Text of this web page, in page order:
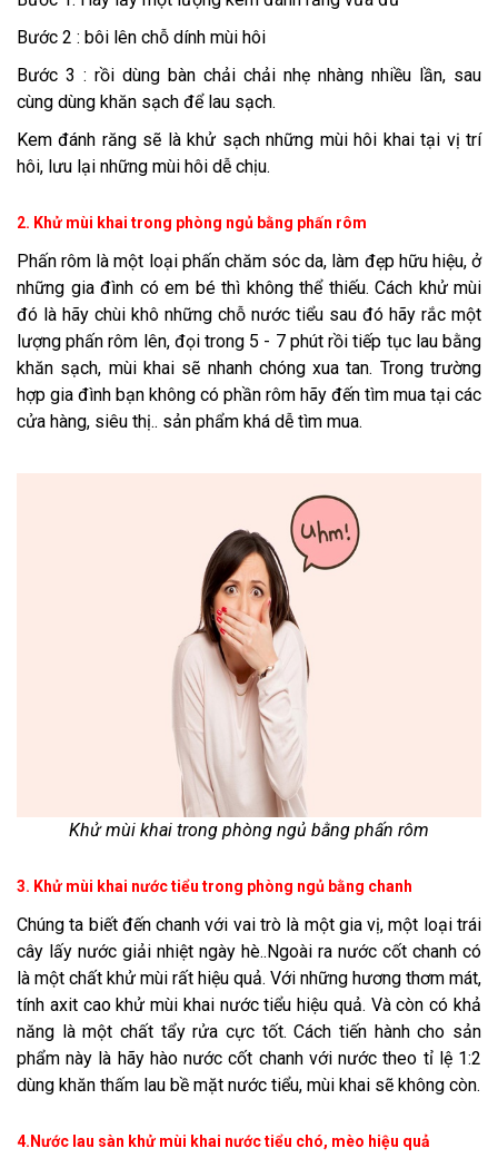
Bước 2 : bôi lên chỗ dính mùi hôi
Bước 3 : rồi dùng bàn chải chải nhẹ nhàng nhiều lần, sau
cùng dùng khăn sạch để lau sạch.
Kem đánh răng sẽ là khử sạch những mùi hôi khai tại vị trí
hôi, lưu lại những mùi hôi dễ chịu.
2. Khử mùi khai trong phòng ngủ bằng phấn rôm
Phấn rôm là một loại phấn chăm sóc da, làm đẹp hữu hiệu, ở
những gia đình có em bé thì không thể thiếu. Cách khử mùi
đó là hãy chùi khô những chỗ nước tiểu sau đó hãy rắc một
lượng phấn rôm lên, đọi trong 5 - 7 phút rồi tiếp tục lau bằng
khăn sạch, mùi khai sẽ nhanh chóng xua tan. Trong trường
hợp gia đình bạn không có phần rôm hãy đến tìm mua tại các
cửa hàng, siêu thị.. sản phẩm khá dễ tìm mua.
Khử mùi khai trong phòng ngủ bằng phấn rôm
3. Khử mùi khai nước tiểu trong phòng ngủ bằng chanh
Chúng ta biết đến chanh với vai trò là một gia vị, một loại trái
cây lấy nước giải nhiệt ngày hè..Ngoài ra nước cốt chanh có
là một chất khử mùi rất hiệu quả. Với những hương thơm mát,
tính axit cao khử mùi khai nước tiểu hiệu quả. Và còn có khả
năng là một chất tẩy rửa cực tốt. Cách tiến hành cho sản
phẩm này là hãy hào nước cốt chanh với nước theo tỉ lệ 1:2
dùng khăn thấm lau bề mặt nước tiểu, mùi khai sẽ không còn.
4.Nước lau sàn khử mùi khai nước tiểu chó, mèo hiệu quả